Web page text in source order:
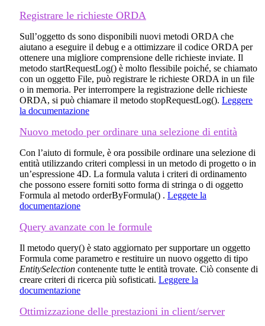
Registrare le richieste ORDA
Sull’oggetto ds sono disponibili nuovi metodi ORDA che
aiutano a eseguire il debug e a ottimizzare il codice ORDA per
ottenere una migliore comprensione delle richieste inviate. Il
metodo startRequestLog() è molto flessibile poiché, se chiamato
con un oggetto File, può registrare le richieste ORDA in un file
o in memoria. Per interrompere la registrazione delle richieste
ORDA, si può chiamare il metodo stopRequestLog(). Leggere
la documentazione
Nuovo metodo per ordinare una selezione di entità
Con l’aiuto di formule, è ora possibile ordinare una selezione di
entità utilizzando criteri complessi in un metodo di progetto o in
un’espressione 4D. La formula valuta i criteri di ordinamento
che possono essere forniti sotto forma di stringa o di oggetto
Formula al metodo orderByFormula() . Leggete la
documentazione
Query avanzate con le formule
Il metodo query() è stato aggiornato per supportare un oggetto
Formula come parametro e restituire un nuovo oggetto di tipo
EntitySelection contenente tutte le entità trovate. Ciò consente di
creare criteri di ricerca più sofisticati. Leggere la
documentazione
Ottimizzazione delle prestazioni in client/server